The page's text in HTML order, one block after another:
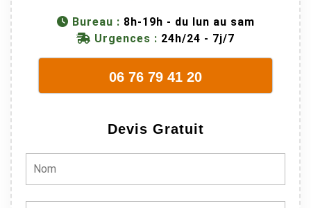
Bureau : 8h-19h - du lun au sam
Urgences : 24h/24 - 7j/7
06 76 79 41 20
Devis Gratuit